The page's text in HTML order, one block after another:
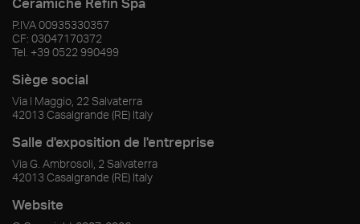
P.IVA00935330357
CF: 03047170372
Tel. +39 0522 990499
Siège social
Via I Maggio, 22 Salvaterra
42013 Casalgrande (RE) Italy
Salle d'exposition de l'entreprise
Via G. Ambrosoli, 2 Salvaterra
42013 Casalgrande (RE) Italy
Website